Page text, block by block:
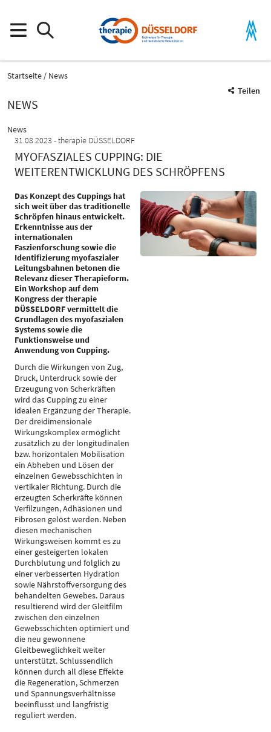
Startseite
News
Teilen
NEWS
News
31.08.2023
therapie DÜSSELDORF
MYOFASZIALES CUPPING: DIE
WEITERENTWICKLUNG DES SCHRÖPFENS
Das Konzept des Cuppings hat
sich weit über das traditionelle
Schröpfen hinaus entwickelt.
Erkenntnisse aus der
internationalen
Faszienforschung sowie die
Identifizierung myofaszialer
Leitungsbahnen betonen die
Relevanz dieser Therapieform.
Ein Workshop auf dem
Kongress der therapie
DÜSSELDORF vermittelt die
Grundlagen des myofaszialen
Systems sowie die
Funktionsweise und
Anwendung von Cupping.
Durch die Wirkungen von Zug,
Druck, Unterdruck sowie der
Erzeugung von Scherkräften
wird das Cupping zu einer
idealen Ergänzung der Therapie.
Der dreidimensionale
Wirkungskomplex ermöglicht
zusätzlich zu der longitudinalen
bzw. horizontalen Mobilisation
ein Abheben und Lösen der
einzelnen Gewebsschichten in
vertikaler Richtung. Durch die
erzeugten Scherkräfte können
Verfilzungen, Adhäsionen und
Fibrosen gelöst werden. Neben
diesen mechanischen
Wirkungsweisen kommt es zu
einer gesteigerten lokalen
Durchblutung und folglich zu
einer verbesserten Hydration
sowie Nährstoffversorgung des
behandelten Gewebes. Daraus
resultierend wird der Gleitfilm
zwischen den einzelnen
Gewebsschichten optimiert und
die neu gewonnene
Gleitbeweglichkeit weiter
unterstützt. Schlussendlich
können durch all diese Effekte
die Regeneration, Schmerzen
und Spannungsverhältnisse
beeinflusst und langfristig
reguliert werden.